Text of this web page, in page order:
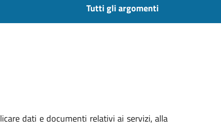
Tutti gli argomenti
dati e documenti relativi ai servizi, alla